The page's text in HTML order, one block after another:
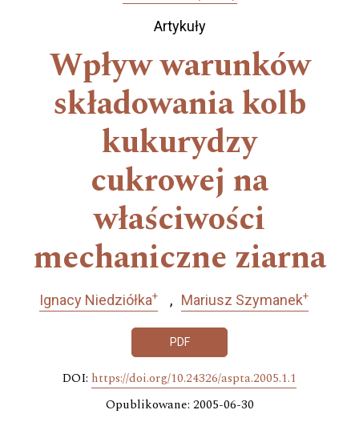
Artykuły
Wpływ warunków
składowania kolb
kukurydzy
cukrowej na
właściwości
mechaniczne ziarna
Ignacy Niedziółka+ Mariusz Szymanek+
PDF
DOI: https://doi.org/10.24326/aspta.2005.1.1
Opublikowane: 2005-06-30